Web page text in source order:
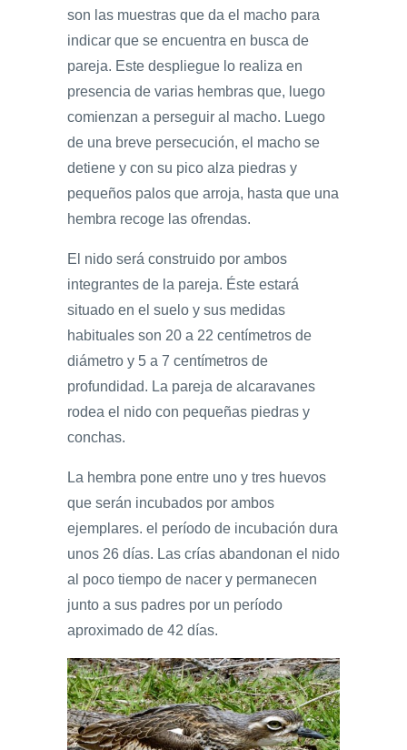
son las muestras que da el macho para
indicar que se encuentra en busca de
pareja. Este despliegue lo realiza en
presencia de varias hembras que, luego
comienzan a perseguir al macho. Luego
de una breve persecución, el macho se
detiene y con su pico alza piedras y
pequeños palos que arroja, hasta que una
hembra recoge las ofrendas.
El nido será construido por ambos
integrantes de la pareja. Éste estará
situado en el suelo y sus medidas
habituales son 20 a 22 centímetros de
diámetro y 5 a 7 centímetros de
profundidad. La pareja de alcaravanes
rodea el nido con pequeñas piedras y
conchas.
La hembra pone entre uno y tres huevos
que serán incubados por ambos
ejemplares. el período de incubación dura
unos 26 días. Las crías abandonan el nido
al poco tiempo de nacer y permanecen
junto a sus padres por un período
aproximado de 42 días.